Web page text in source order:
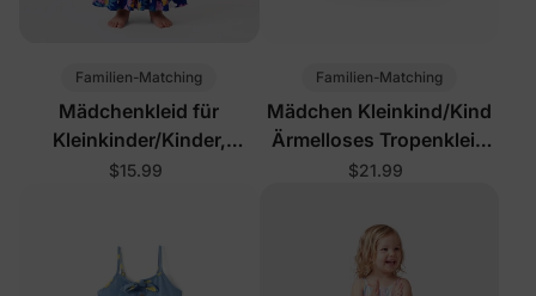
Familien-Matching
Mädchenkleid für
Kleinkinder/Kinder,
tropisch, tiefblau
$15.99
Familien-Matching
Mädchen Kleinkind/Kind
Ärmelloses Tropenkleid
Tiefblau
$21.99